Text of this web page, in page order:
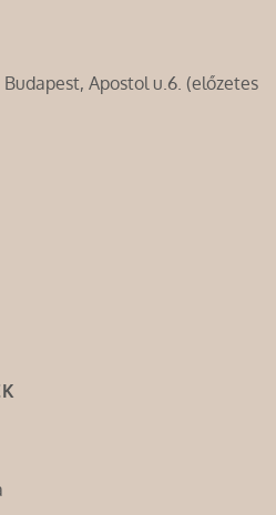
Budapest, Apostol u.6. (előzetes